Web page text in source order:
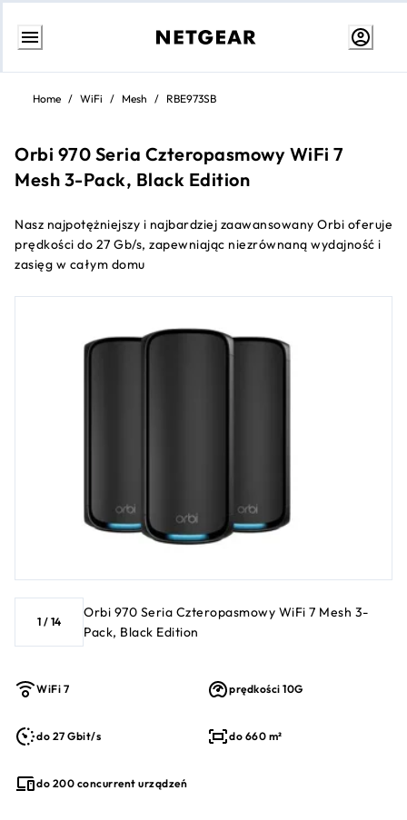
Przejdź
treściHome / WiFi / Mesh / RBE973SB
Orbi 970 Seria Czteropasmowy WiFi 7
Mesh 3-Pack, Black Edition
Nasz najpotężniejszy i najbardziej zaawansowany Orbi oferuje
prędkości do 27 Gb/s, zapewniając niezrównaną wydajność i
zasięg w całym domu
1 / 14
Orbi 970 Seria Czteropasmowy WiFi 7 Mesh 3-
Pack, Black Edition
WiFi 7 prędkości 10G
do 27 Gbit/s do 660 m²
do 200 concurrent urządzeń